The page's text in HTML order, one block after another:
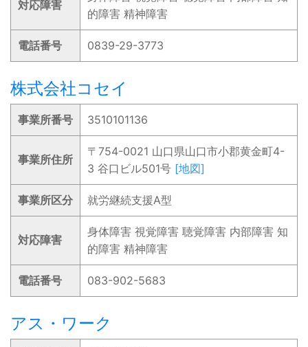
対応障害
的障害 精神障害
電話番号 0839-29-3773
株式会社コセイ
事業所番号 3510101136
事業所住所
〒754-0021 山口県山口市小郡黄金町4-
3 谷口ビル501号 [地図]
事業所区分 就労継続支援A型
対応障害
身体障害 視覚障害 聴覚障害 内部障害 知
的障害 精神障害
電話番号 083-902-5683
アス・ワーク